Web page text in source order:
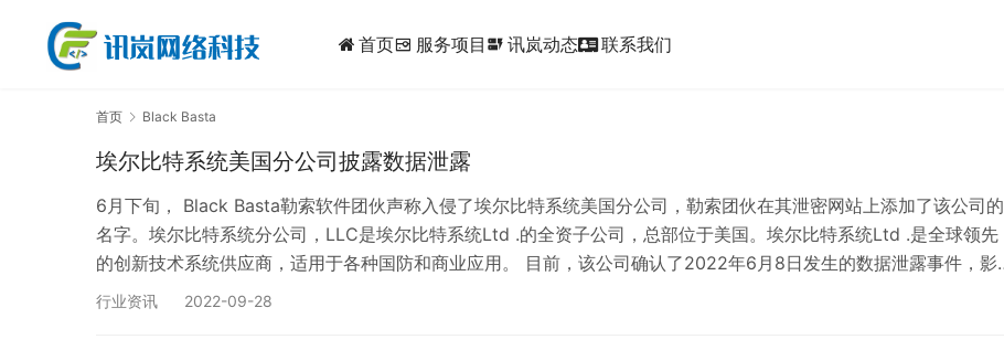
首页 服务项目 dynamic_form 讯岚动态 联系我们
首页 Black Basta
埃尔比特系统美国分公司披露数据泄露￼
6月下旬， Black Basta勒索软件团伙声称入侵了埃尔比特系统美国分公司，勒索团伙在其泄密网站上添加了该公司的
名字。埃尔比特系统分公司，LLC是埃尔比特系统Ltd .的全资子公司，总部位于美国。埃尔比特系统Ltd .是全球领先
的创新技术系统供应商，适用于各种国防和商业应用。 目前，该公司确认了2022年6月8日发生的数据泄露事件，影
响了369人。 该公司在注意到其网络上的异常活动后发现了安全漏洞，为了应对入侵关闭系统，以防止威胁的传播。
行业资讯 2022-09-28